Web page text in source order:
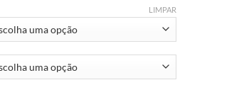
R$ 10,99
LIMPAR